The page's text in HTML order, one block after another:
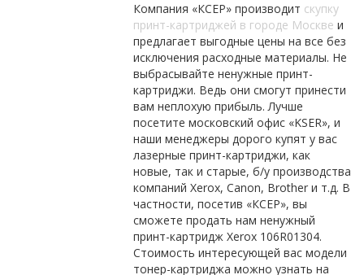
Компания «КСЕР» производит скупку
принт-картриджей в городе Москве и
предлагает выгодные цены на все без
исключения расходные материалы. Не
выбрасывайте ненужные принт-
картриджи. Ведь они смогут принести
вам неплохую прибыль. Лучше
посетите московский офис «KSER», и
наши менеджеры дорого купят у вас
лазерные принт-картриджи, как
новые, так и старые, б/у производства
компаний Xerox, Canon, Brother и т.д. В
частности, посетив «КСЕР», вы
сможете продать нам ненужный
принт-картридж Xerox 106R01304.
Стоимость интересующей вас модели
тонер-картриджа можно узнать на